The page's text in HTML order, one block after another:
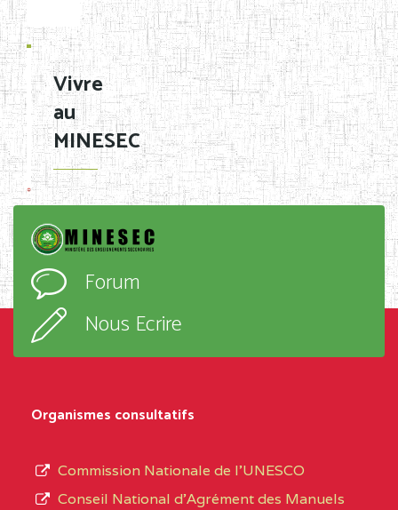
Vivre
au
MINESEC
Forum
Nous Ecrire
Organismes consultatifs
Commission Nationale de l’UNESCO
Conseil National d’Agrément des Manuels